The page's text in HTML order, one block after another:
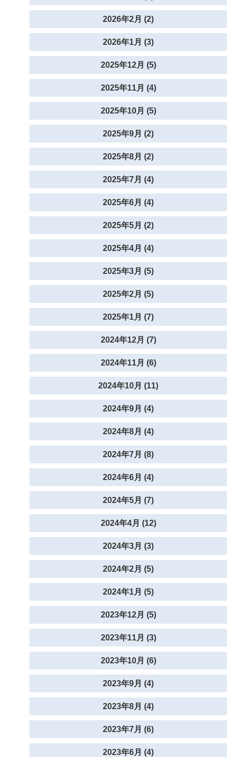
2026年2月 (2)
2026年1月 (3)
2025年12月 (5)
2025年11月 (4)
2025年10月 (5)
2025年9月 (2)
2025年8月 (2)
2025年7月 (4)
2025年6月 (4)
2025年5月 (2)
2025年4月 (4)
2025年3月 (5)
2025年2月 (5)
2025年1月 (7)
2024年12月 (7)
2024年11月 (6)
2024年10月 (11)
2024年9月 (4)
2024年8月 (4)
2024年7月 (8)
2024年6月 (4)
2024年5月 (7)
2024年4月 (12)
2024年3月 (3)
2024年2月 (5)
2024年1月 (5)
2023年12月 (5)
2023年11月 (3)
2023年10月 (6)
2023年9月 (4)
2023年8月 (4)
2023年7月 (6)
2023年6月 (4)